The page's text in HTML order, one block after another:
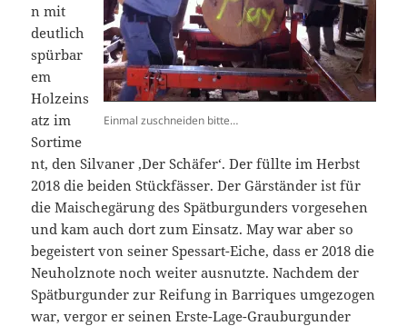
Einmal zuschneiden bitte…
n mit
deutlich
spürbar
em
Holzeins
atz im
Sortime
nt, den Silvaner ‚Der Schäfer‘. Der füllte im Herbst
2018 die beiden Stückfässer. Der Gärständer ist für
die Maischegärung des Spätburgunders vorgesehen
und kam auch dort zum Einsatz. May war aber so
begeistert von seiner Spessart-Eiche, dass er 2018 die
Neuholznote noch weiter ausnutzte. Nachdem der
Spätburgunder zur Reifung in Barriques umgezogen
war, vergor er seinen Erste-Lage-Grauburgunder